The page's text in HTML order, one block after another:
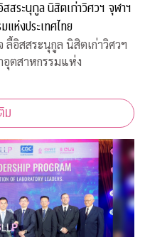
สระนุกูล นิสิตเก่าวิศวฯ จุฬาฯ
แห่งประเทศไทย
อิสสระนุกูล นิสิตเก่าวิศวฯ
อุตสาหกรรมแห่ง
ม